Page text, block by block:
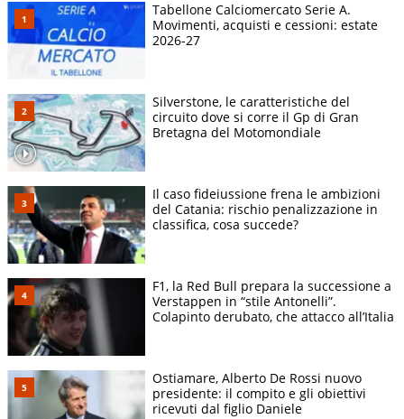
Tabellone Calciomercato Serie A.
Movimenti, acquisti e cessioni: estate
2026-27
Silverstone, le caratteristiche del
circuito dove si corre il Gp di Gran
Bretagna del Motomondiale
Il caso fideiussione frena le ambizioni
del Catania: rischio penalizzazione in
classifica, cosa succede?
F1, la Red Bull prepara la successione a
Verstappen in “stile Antonelli”.
Colapinto derubato, che attacco all’Italia
Ostiamare, Alberto De Rossi nuovo
presidente: il compito e gli obiettivi
ricevuti dal figlio Daniele